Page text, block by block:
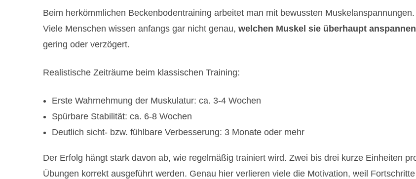
Beim herkömmlichen Beckenbodentraining arbeitet man mit bewussten
Viele Menschen wissen anfangs gar nicht genau, welchen Muskel sie überhaupt
gering oder verzögert.
Realistische Zeiträume beim klassischen Training:
Erste Wahrnehmung der Muskulatur: ca. 3-4 Wochen
Spürbare Stabilität: ca. 6-8 Wochen
Deutlich sicht- bzw. fühlbare Verbesserung: 3 Monate oder mehr
Der Erfolg hängt stark davon ab, wie regelmäßig trainiert wird. Zwei bis drei kurze Einheiten
Übungen korrekt ausgeführt werden. Genau hier verlieren viele die Motivation, weil